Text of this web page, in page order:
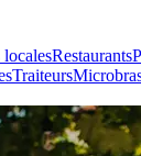
localesRestaurants
Traiteurs